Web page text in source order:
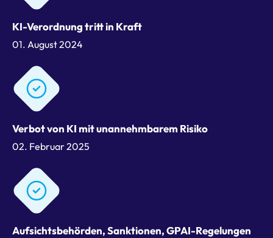
KI-Verordnung tritt in Kraft
01. August 2024
Verbot von KI mit unannehmbarem Risiko
02. Februar 2025
Aufsichtsbehörden, Sanktionen, GPAI-Regelungen